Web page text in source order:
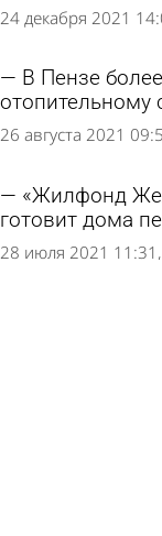
24 декабря 2021
В Пензе
отопительному
26 августа 2021
«Жилфонд
готовит дома
28 июля 2021 11:31